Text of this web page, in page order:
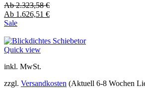
Ab2.323,58€
Ab 1.626,51 €
Sale
Quick view
inkl. MwSt.
zzgl. Versandkosten (Aktuell 6-8 Wochen